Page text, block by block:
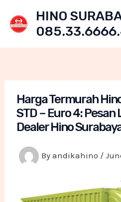
content
HINO
Harga Termurah
STD – Euro 4: Pesan
Dealer Hino
Byandikahino /